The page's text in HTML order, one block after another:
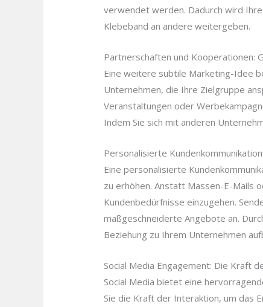
verwendet werden. Dadurch wird
Klebeband an andere weitergeben.
Partnerschaften und Kooperationen:
Eine weitere subtile Marketing-Idee
Unternehmen, die Ihre Zielgruppe
Veranstaltungen oder
Indem Sie sich mit anderen
Personalisierte
Eine personalisierte
zu erhöhen. Anstatt Massen-E-Mails
Kundenbedürfnisse einzugehen.
maßgeschneiderte Angebote an.
Beziehung zu Ihrem Unternehmen
Social Media Engagement: Die Kraft
Social Media bietet eine
Sie die Kraft der Interaktion, um das